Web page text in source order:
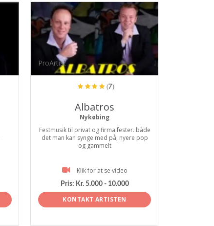
ProArtist
(7)
Albatros
Nykøbing
Festmusik til privat og firma fester. både
det man kan synge med på, nyere pop
og gammelt
Klik for at se video
Pris: Kr. 5.000 - 10.000
KONTAKT ARTISTEN